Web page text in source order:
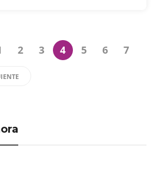
2 3 4 5 6
7